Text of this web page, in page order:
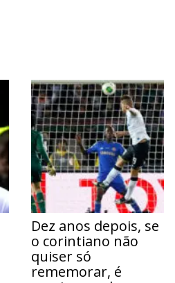
Dez anos depois, se
o corintiano não
quiser só
rememorar, é